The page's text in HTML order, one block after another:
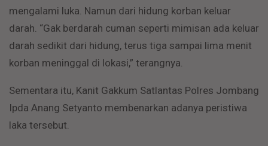
mengalami luka. Namun dari hidung korban keluar
darah. “Gak berdarah cuman seperti mimisan ada keluar
darah sedikit dari hidung, terus tiga sampai lima menit
korban meninggal di lokasi,” terangnya.
Sementara itu, Kanit Gakkum Satlantas Polres Jombang
Ipda Anang Setyanto membenarkan adanya peristiwa
laka tersebut.